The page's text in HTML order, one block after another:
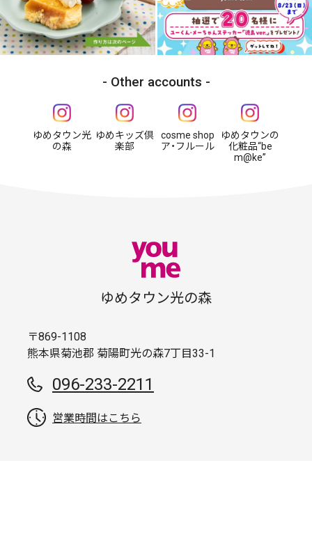
Other accounts
ゆめタウン光
の森
ゆめキッズ倶
楽部
cosme shop
ア・フルール
ゆめタウンの
化粧品“be
m@ke”
ゆめタウン光の森
〒869-1108
熊本県菊池郡 菊陽町光の森7丁目33-1
096-233-2211
営業時間はこちら